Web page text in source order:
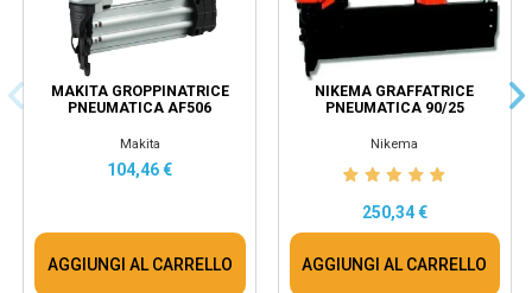
MAKITA GROPPINATRICE
PNEUMATICA AF506
Makita
104,46 €
AGGIUNGI AL CARRELLO
NIKEMA GRAFFATRICE
PNEUMATICA 90/25
Nikema
250,34 €
AGGIUNGI AL CARRELLO